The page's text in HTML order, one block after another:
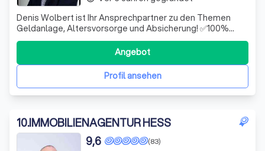
Denis Wolbert ist Ihr Ansprechpartner zu den Themen
Geldanlage, Altersvorsorge und Absicherung! ✅100%
unabhängig ✅Hohe Fachkompetenz ✅Digital & schnell
Profil ansehen
Angebot
10.IMMOBILIENAGENTUR HESS
(83)
9,6